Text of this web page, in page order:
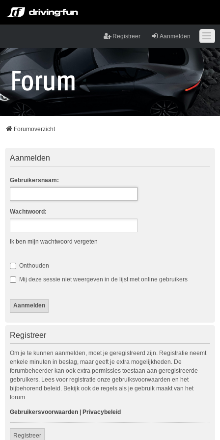
Aanmelden
Registreer
Forumoverzicht
Aanmelden
Gebruikersnaam:
Wachtwoord:
Ik ben mijn wachtwoord vergeten
Onthouden
Mij deze sessie niet weergeven in de lijst met online gebruikers
Registreer
Om je te kunnen aanmelden, moet je geregistreerd zijn. Registratie neemt
enkele minuten in beslag, maar geeft je extra mogelijkheden. De
forumbeheerder kan ook extra permissies toestaan aan geregistreerde
gebruikers. Lees voor registratie onze gebruiksvoorwaarden en het
bijbehorend beleid. Bekijk ook de regels als je gebruik maakt van het
forum.
Gebruikersvoorwaarden Privacybeleid
Registreer